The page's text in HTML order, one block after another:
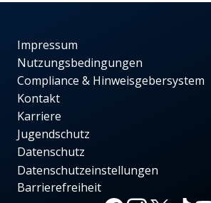
Impressum
Nutzungsbedingungen
Compliance & Hinweisgebersystem
Kontakt
Karriere
Jugendschutz
Datenschutz
Datenschutzeinstellungen
Barrierefreiheit